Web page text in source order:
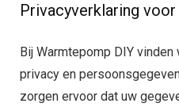
Privacyverklaring
Bij Warmtepomp DIY
privacy en
zorgen ervoor dat uw